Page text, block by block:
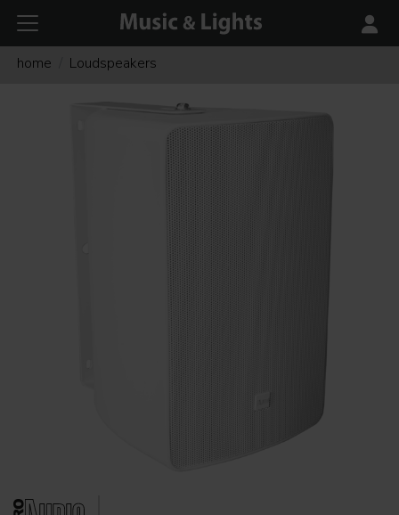
home Loudspeakers